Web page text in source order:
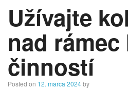
Užívajte
nad
činností
Posted on 12. marca 2024by